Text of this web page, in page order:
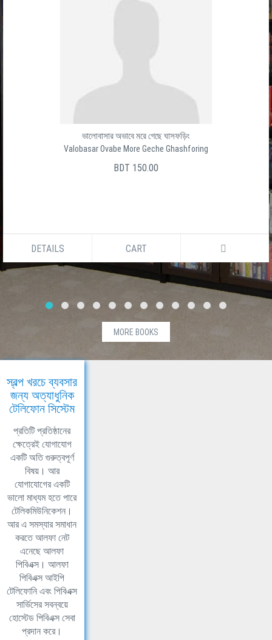
ভালোবাসার অভাবে মরে গেছে ঘাসফড়িং
Valobasar Ovabe More Geche Ghashforing
BDT 150.00
DETAILS CART
MORE BOOKS
স্বল্প খরচে ব্যবসার
জন্য অত্যাধুনিক
টেলিফোন সিস্টেম
প্রতিটি প্রতিষ্ঠানের
ক্ষেত্রেই যোগাযোগ
একটি অতি গুরুত্বপূর্ণ
বিষয়। আর
যোগাযোগের একটি
ভালো মাধ্যম হতে পারে
টেলিকমিউনিকেশন।
আর এ সমস্যার সমাধান
করতে আলফা নেট
এনেছে আলফা
পিবিএক্স। আলফা
পিবিএক্স আইপি
টেলিফোনি এবং পিবিএক্স
সার্ভিসের সবন্বয়ে
হোস্টেড পিবিএক্স সেবা
প্রদান করে।